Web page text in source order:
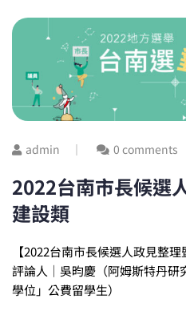
admin 0 comments
2022台南市長候選
建設類
【2022台南市長候選人政見整
評論人｜吳昀慶（阿姆斯特丹研
學位」公費留學生）